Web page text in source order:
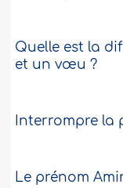
Quelle est la
et un vœu ?
Interrompre la
Le prénom